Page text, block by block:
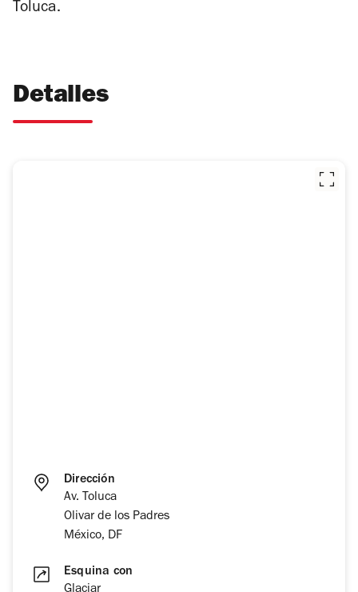
Toluca.
Detalles
Dirección
Av. Toluca
Olivar de los Padres
México, DF
Esquina con